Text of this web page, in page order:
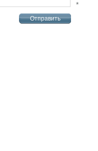
*